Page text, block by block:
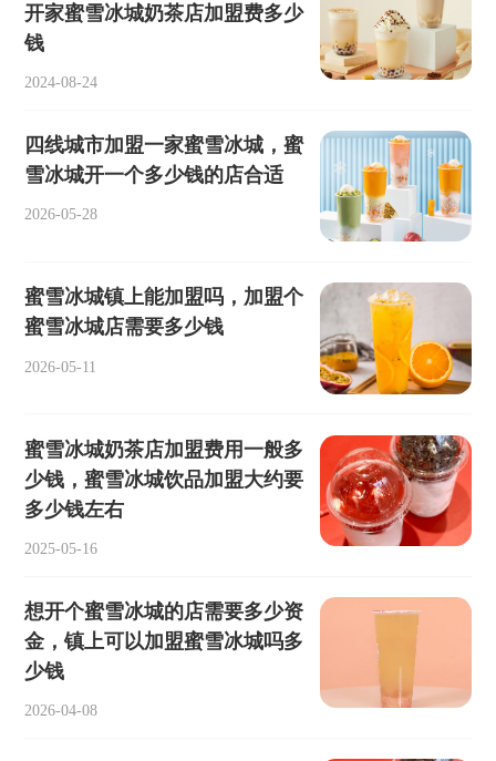
开家蜜雪冰城奶茶店加盟费多少
钱
2024-08-24
四线城市加盟一家蜜雪冰城，蜜
雪冰城开一个多少钱的店合适
2026-05-28
蜜雪冰城镇上能加盟吗，加盟个
蜜雪冰城店需要多少钱
2026-05-11
蜜雪冰城奶茶店加盟费用一般多
少钱，蜜雪冰城饮品加盟大约要
多少钱左右
2025-05-16
想开个蜜雪冰城的店需要多少资
金，镇上可以加盟蜜雪冰城吗多
少钱
2026-04-08